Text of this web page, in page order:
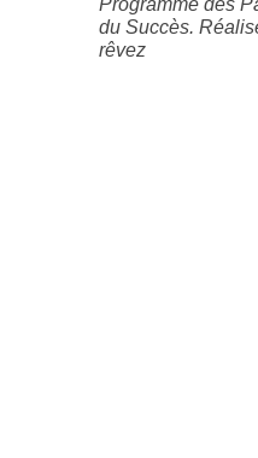
Programme des
du Succès.
rêvez